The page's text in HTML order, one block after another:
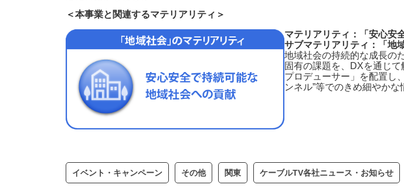
＜本事業と関連するマテリアリティ＞
マテリアリティ：「安心安
サブマテリアリティ：「地
地域社会の持続的な成長の
固有の課題を、DXを通じ
プロデューサー」を配置し
ンネル”等でのきめ細やか
イベント・キャンペーン その他 関東 ケーブルTV各社ニュース・お知らせ